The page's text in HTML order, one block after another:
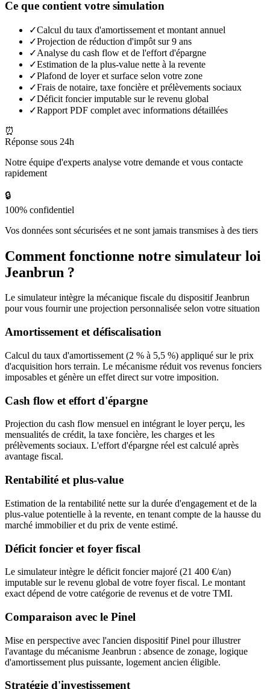
Ce que contient votre simulation
✓Calcul du taux d'amortissement et montant annuel
✓Projection de réduction d'impôt sur 9 ans
✓Analyse du cash flow et de l'effort d'épargne
✓Estimation de la plus-value nette à la revente
✓Plafond de loyer et surface selon votre zone
✓Frais de notaire, taxe foncière et prélèvements sociaux
✓Déficit foncier imputable sur le revenu global
✓Rapport PDF complet avec informations détaillées
⏰
Réponse sous 24h
Notre équipe d'experts analyse votre demande et vous contacte
rapidement
🔒
100% confidentiel
Vos données sont sécurisées et ne sont jamais transmises à des tiers
Comment fonctionne notre simulateur loi
Jeanbrun ?
Le simulateur intègre la mécanique fiscale du dispositif Jeanbrun
pour vous fournir une projection personnalisée selon votre situation
Amortissement et défiscalisation
Calcul du taux d'amortissement (2 % à 5,5 %) appliqué sur le prix
d'acquisition hors terrain. Le mécanisme réduit vos revenus fonciers
imposables et génère un effet direct sur votre imposition.
Cash flow et effort d'épargne
Projection du cash flow mensuel en intégrant le loyer perçu, les
mensualités de crédit, la taxe foncière, les charges et les
prélèvements sociaux. L'effort d'épargne réel est calculé après
avantage fiscal.
Rentabilité et plus-value
Estimation de la rentabilité nette sur la durée d'engagement et de la
plus-value potentielle à la revente, en tenant compte de la hausse du
marché immobilier et du prix de vente estimé.
Déficit foncier et foyer fiscal
Le simulateur intègre le déficit foncier majoré (21 400 €/an)
imputable sur le revenu global de votre foyer fiscal. Le montant
exact dépend de votre catégorie de revenus et de votre TMI.
Comparaison avec le Pinel
Mise en perspective avec l'ancien dispositif Pinel pour illustrer
l'avantage du mécanisme Jeanbrun : absence de zonage, logique
d'amortissement plus puissante, logement ancien éligible.
Stratégie d'investissement